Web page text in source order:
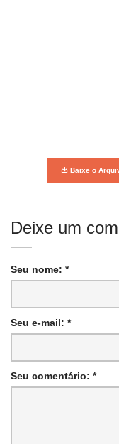
Baixe o
Deixe um
Seu nome: *
Seu e-mail: *
Seu comentário: *